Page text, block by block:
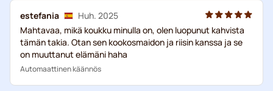
estefania
Huh. 2025
Mahtavaa, mikä koukku minulla on, olen luopunut kahvista
tämän takia. Otan sen kookosmaidon ja riisin kanssa ja se
on muuttanut elämäni haha
Automaattinen käännös